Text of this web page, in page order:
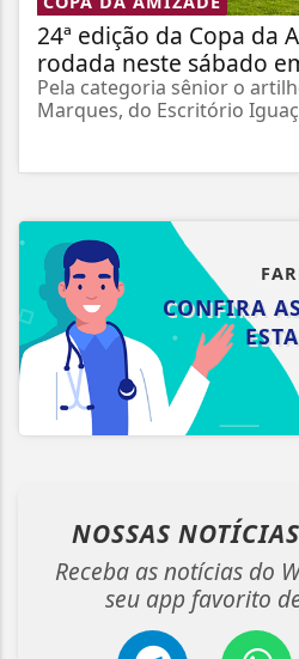
24ª edição da Copa da
rodada neste sábado
Pela categoria sênior o
Marques, do Escritório
CONFIRA
NOSSAS NOTÍCIAS
Receba as notícias do
seu app favorito